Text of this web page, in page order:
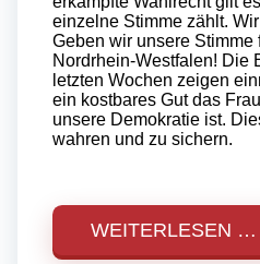
einzelne Stimme zählt.
Geben wir unsere Stimme
Nordrhein-Westfalen! Die
letzten Wochen zeigen
ein kostbares Gut das
unsere Demokratie ist.
wahren und zu sichern.
WEITERLESEN …